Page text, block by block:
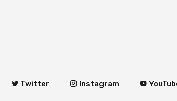
Twitter Instagram